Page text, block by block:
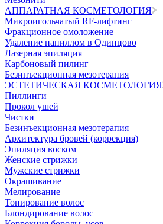
АППАРАТНАЯ КОСМЕТОЛОГИЯ
Микроигольчатый RF-лифтинг
Фракционное омоложение
Удаление папиллом в Одинцово
Лазерная эпиляция
Карбоновый пилинг
Безинъекционная мезотерапия
ЭСТЕТИЧЕСКАЯ КОСМЕТОЛОГИЯ
Пиллинги
Прокол ушей
Чистки
Безинъeкционная мезотерапия
Архитектура бровей (коррекция)
Эпиляция воском
Женские стрижки
Мужские стрижки
Окрашивание
Мелирование
Тонирование волос
Блондирование волос